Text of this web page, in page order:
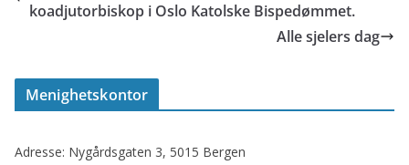
koadjutorbiskop i Oslo Katolske Bispedømmet.
Alle sjelers dag
Menighetskontor
Adresse: Nygårdsgaten 3, 5015 Bergen